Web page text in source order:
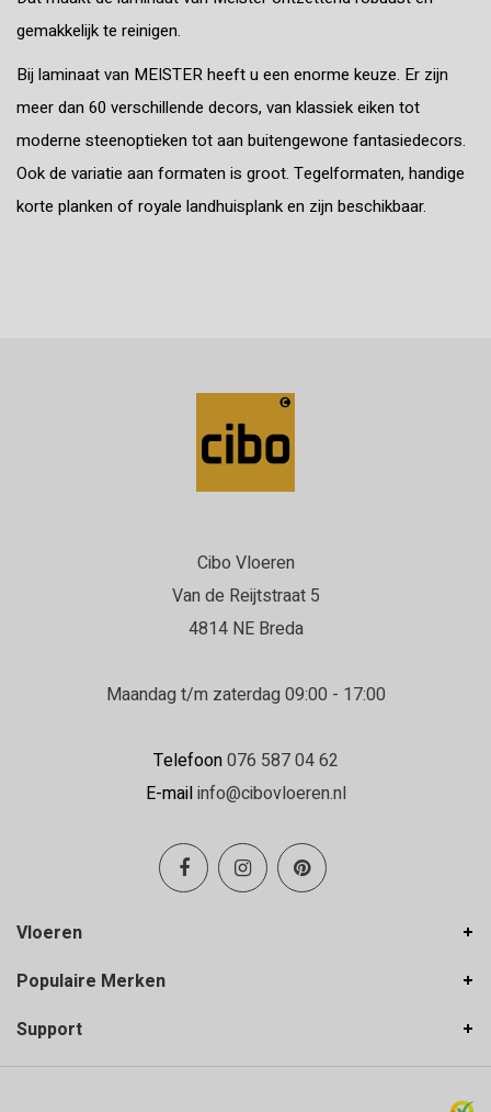
gemakkelijk te reinigen.
Bij laminaat van MEISTER heeft u een enorme keuze. Er zijn
meer dan 60 verschillende decors, van klassiek eiken tot
moderne steenoptieken tot aan buitengewone fantasiedecors.
Ook de variatie aan formaten is groot. Tegelformaten, handige
korte planken of royale landhuisplank en zijn beschikbaar.
Cibo Vloeren
Van de Reijtstraat 5
4814 NE Breda
Maandag t/m zaterdag 09:00 - 17:00
Telefoon076 587 04 62
E-mailinfo@cibovloeren.nl
Vloeren
Populaire Merken
Support